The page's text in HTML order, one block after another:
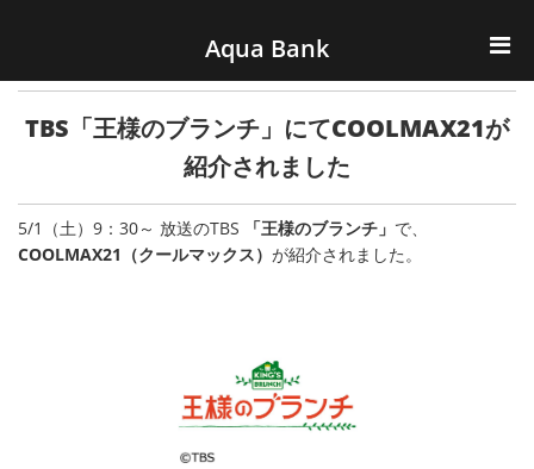
Aqua Bank
TOP
KENCOS・eye-cos
Water Server
TBS「王様のブランチ」にてCOOLMAX21が
紹介されました
5/1（土）9：30～ 放送のTBS 「王様のブランチ」 で、
COOLMAX21（クールマックス） が紹介されました。